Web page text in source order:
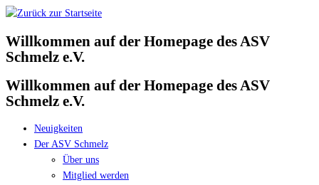
Zum
springen
Willkommen auf der Homepage des ASV
Schmelz e.V.
Willkommen auf der Homepage des ASV
Schmelz e.V.
Neuigkeiten
Der ASV Schmelz
Über uns
Mitglied werden